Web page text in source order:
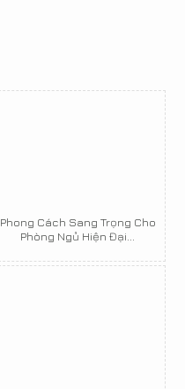
Phong Cách Sang Trọng Cho
Phòng Ngủ Hiện Đại...